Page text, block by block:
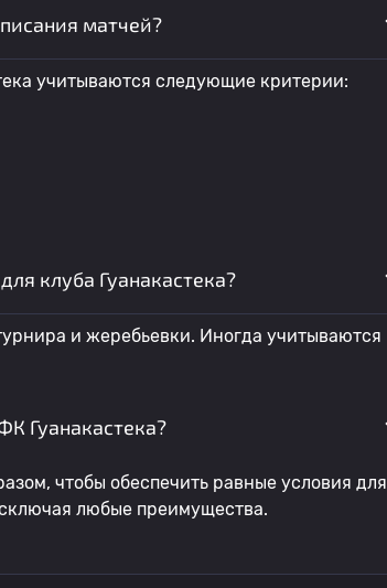
матчей?
учитываются следующие критерии:
клуба Гуанакастека?
и жеребьевки. Иногда учитываются
Гуанакастека?
чтобы обеспечить равные условия для
любые преимущества.